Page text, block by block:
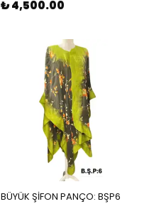
₺ 4,500.00
BÜYÜK ŞİFON PANÇO: BŞP6